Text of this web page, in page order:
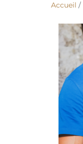
Accueil /